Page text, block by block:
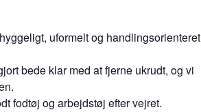
uformelt og handlingsorienteret
bede klar med at fjerne ukrudt, og vi
fodtøj og arbejdstøj efter vejret.